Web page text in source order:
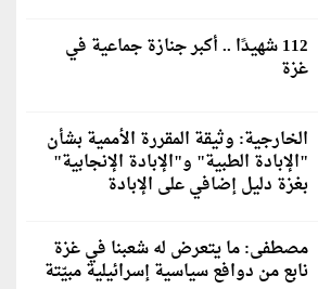
112 شهيدًا .. أكبر جنازة جماعية في
غزة
الخارجية: وثيقة المقررة الأممية بشأن
"الإبادة الطبية" و"الإبادة الإنجابية"
بغزة دليل إضافي على الإبادة
مصطفى: ما يتعرض له شعبنا في غزة
نابع من دوافع سياسية إسرائيلية مبيّتة